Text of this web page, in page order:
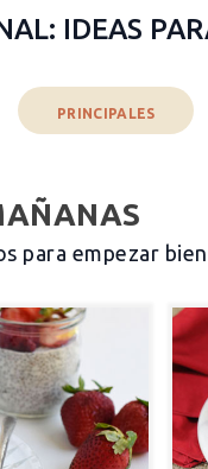
IDEAS
PRINCIPALES
para empezar